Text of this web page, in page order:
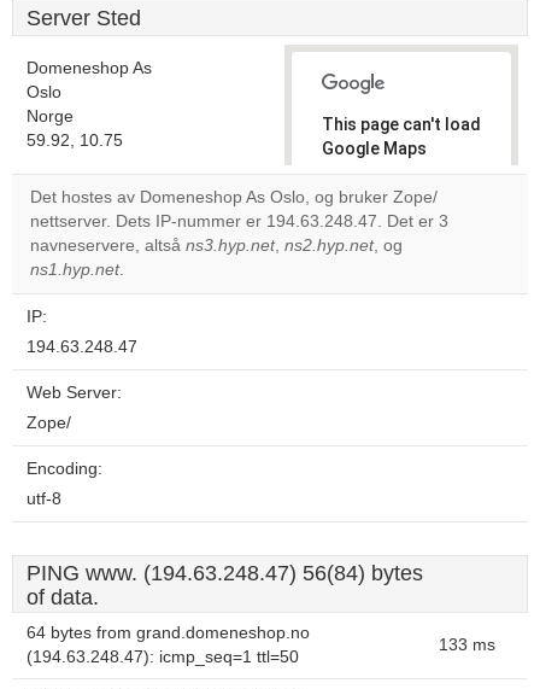
Server Sted
Domeneshop As
Oslo
Norge
59.92, 10.75
This page can't load
Google Maps
correctly.
Do you
own this
Det hostes av Domeneshop As Oslo, og bruker Zope/
nettserver. Dets IP-nummer er 194.63.248.47. Det er 3
navneservere, altså ns3.hyp.net, ns2.hyp.net, og
ns1.hyp.net.
IP:
194.63.248.47
Web Server:
Zope/
Encoding:
utf-8
PING www. (194.63.248.47) 56(84) bytes
of data.
64 bytes from grand.domeneshop.no
(194.63.248.47): icmp_seq=1 ttl=50
133 ms